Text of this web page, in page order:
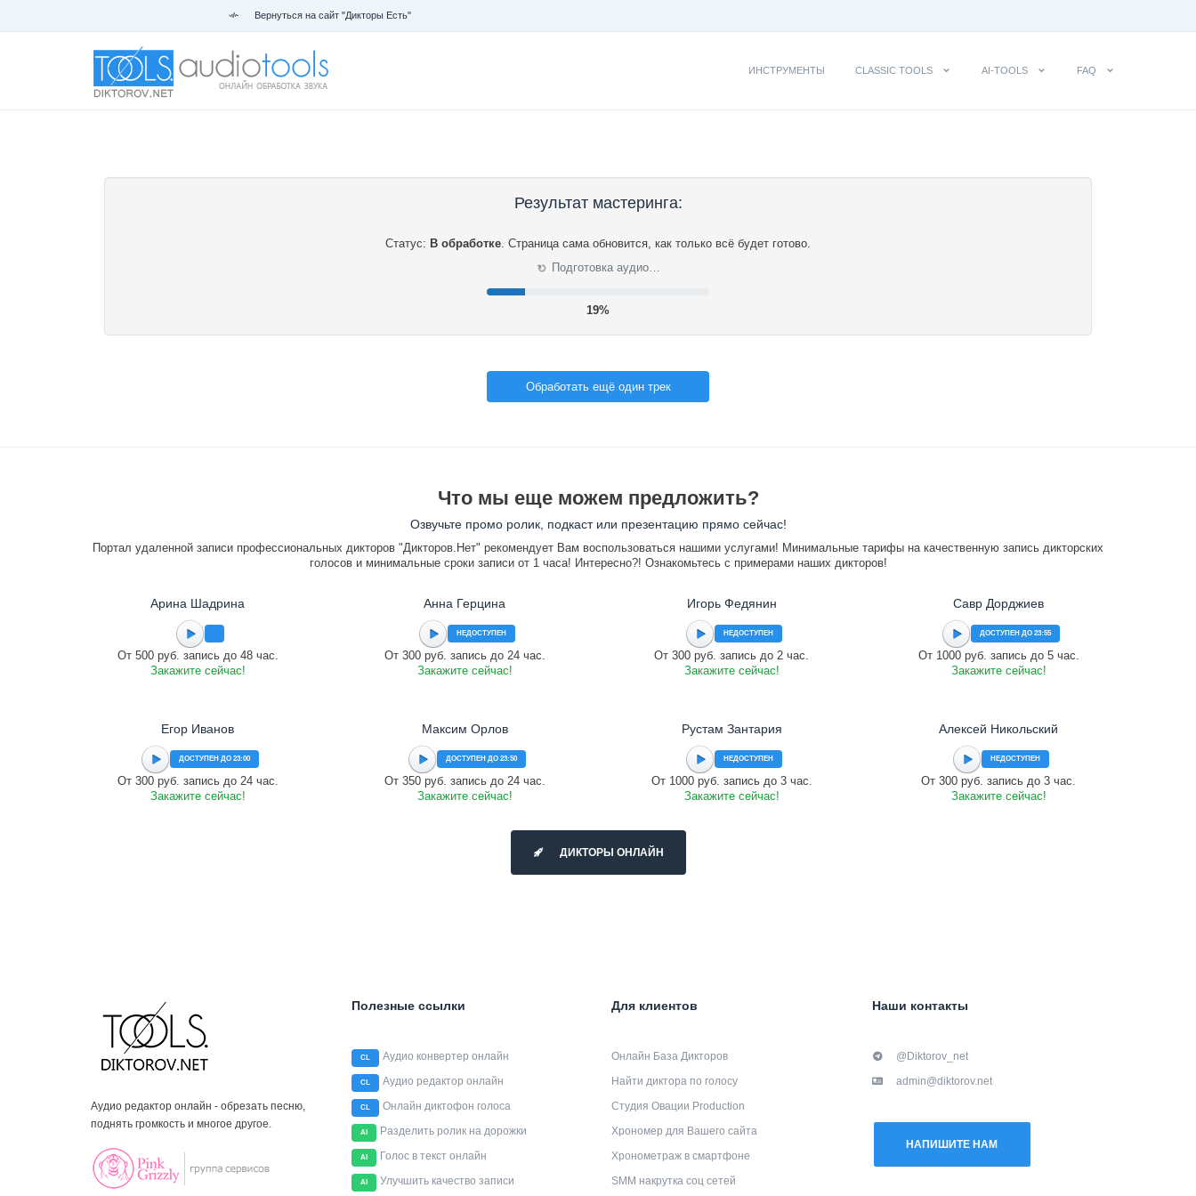
Вернуться на сайт "Дикторы Есть"
ИНСТРУМЕНТЫ CLASSIC TOOLS AI-TOOLS FAQ
Результат мастеринга:
Статус: В обработке. Страница сама обновится, как только всё будет готово.
⟳ Подготовка аудио…
20%
Обработать ещё один трек
Что мы еще можем предложить?
Озвучьте промо ролик, подкаст или презентацию прямо сейчас!
Портал удаленной записи профессиональных дикторов "Дикторов.Нет" рекомендует Вам воспользоваться нашими услугами! Минимальные тарифы на качественную запись дикторских
голосов и минимальные сроки записи от 1 часа! Интересно?! Ознакомьтесь с примерами наших дикторов!
Арина Шадрина
От 500 руб. запись до 48 час.
Закажите сейчас!
Анна Герцина
НЕДОСТУПЕН
От 300 руб. запись до 24 час.
Закажите сейчас!
Игорь Федянин
НЕДОСТУПЕН
От 300 руб. запись до 2 час.
Закажите сейчас!
Савр Дорджиев
ДОСТУПЕН ДО 23:55
От 1000 руб. запись до 5 час.
Закажите сейчас!
Егор Иванов
ДОСТУПЕН ДО 23:00
От 300 руб. запись до 24 час.
Закажите сейчас!
Максим Орлов
ДОСТУПЕН ДО 23:50
От 350 руб. запись до 24 час.
Закажите сейчас!
Рустам Зантария
НЕДОСТУПЕН
От 1000 руб. запись до 3 час.
Закажите сейчас!
Алексей Никольский
НЕДОСТУПЕН
От 300 руб. запись до 3 час.
Закажите сейчас!
ДИКТОРЫ ОНЛАЙН
Аудио редактор онлайн - обрезать песню,
поднять громкость и многое другое.
Полезные ссылки
CL Аудио конвертер онлайн
CL Аудио редактор онлайн
CL Онлайн диктофон голоса
AI Разделить ролик на дорожки
AI Голос в текст онлайн
AI Улучшить качество записи
Для клиентов
Онлайн База Дикторов
Найти диктора по голосу
Студия Овации Production
Хрономер для Вашего сайта
Хронометраж в смартфоне
SMM накрутка соц сетей
Наши контакты
@Diktorov_net
admin@diktorov.net
НАПИШИТЕ НАМ